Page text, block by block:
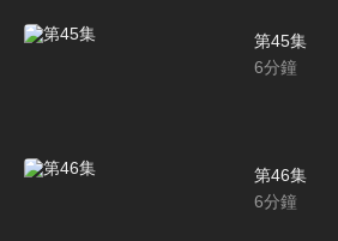
第45集
6分鐘
第46集
6分鐘